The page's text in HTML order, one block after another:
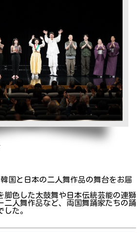
国と日本の二人舞作品の舞台をお届
脚色した太鼓舞や日本伝統芸能の連獅
二人舞作品など、両国舞踊家たちの踊
した。